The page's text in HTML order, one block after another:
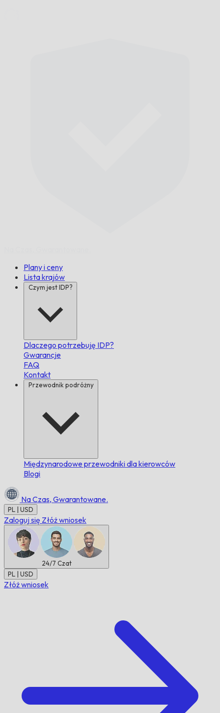
Plany i ceny
Lista krajów
Czym jest IDP?
Dlaczego potrzebuję IDP?
Gwarancje
FAQ
Kontakt
Przewodnik podróżny
Międzynarodowe przewodniki dla kierowców
Blogi
Na Czas, Gwarantowane.
PL | USD
Zaloguj się Złóż wniosek
24/7 Czat
PL | USD
Złóż wniosek